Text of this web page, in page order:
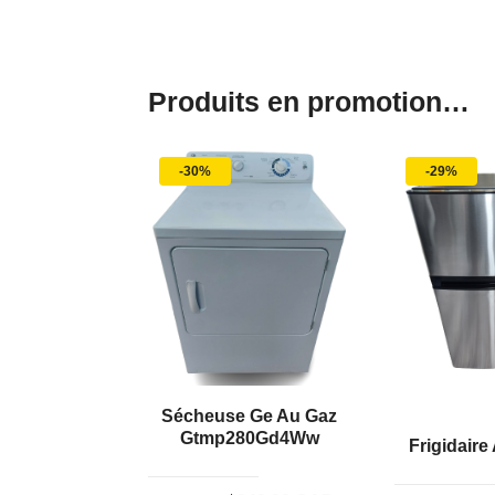
Produits en promotion…
-30%
Sécheuse Ge Au Gaz
Gtmp280Gd4Ww
-29%
Frigidaire